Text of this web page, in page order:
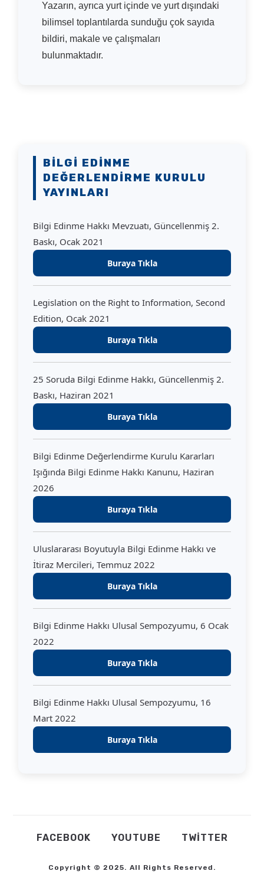
Yazarın, ayrıca yurt içinde ve yurt dışındaki
bilimsel toplantılarda sunduğu çok sayıda
bildiri, makale ve çalışmaları
bulunmaktadır.
BILGI EDINME
DEĞERLENDIRME KURULU
YAYINLARI
Bilgi Edinme Hakkı Mevzuatı, Güncellenmiş 2.
Baskı, Ocak 2021
Buraya Tıkla
Legislation on the Right to Information, Second
Edition, Ocak 2021
Buraya Tıkla
25 Soruda Bilgi Edinme Hakkı, Güncellenmiş 2.
Baskı, Haziran 2021
Buraya Tıkla
Bilgi Edinme Değerlendirme Kurulu Kararları
Işığında Bilgi Edinme Hakkı Kanunu, Haziran
2026
Buraya Tıkla
Uluslararası Boyutuyla Bilgi Edinme Hakkı ve
İtiraz Mercileri, Temmuz 2022
Buraya Tıkla
Bilgi Edinme Hakkı Ulusal Sempozyumu, 6 Ocak
2022
Buraya Tıkla
Bilgi Edinme Hakkı Ulusal Sempozyumu, 16
Mart 2022
Buraya Tıkla
FACEBOOK YOUTUBE TWITTER
Copyright © 2025. All Rights Reserved.